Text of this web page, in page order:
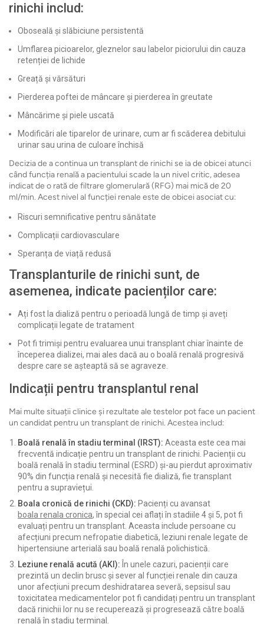
rinichi includ:
Oboseală și slăbiciune persistentă
Umflarea picioarelor, gleznelor sau labelor piciorului din cauza
retenției de lichide
Greață și vărsături
Pierderea poftei de mâncare și pierderea în greutate
Mâncărime și piele uscată
Modificări ale tiparelor de urinare, cum ar fi scăderea debitului
urinar sau urina de culoare închisă
Decizia de a continua un transplant de rinichi se ia de obicei atunci
când funcția renală a pacientului scade la un nivel critic, adesea
indicat de o rată de filtrare glomerulară (RFG) mai mică de 20
ml/min. Acest nivel al funcției renale este de obicei asociat cu:
Riscuri semnificative pentru sănătate
Complicații cardiovasculare
Speranța de viață redusă
Transplanturile de rinichi sunt, de
asemenea, indicate pacienților care:
Ați fost la dializă pentru o perioadă lungă de timp și aveți
complicații legate de tratament
Pot fi trimiși pentru evaluarea unui transplant chiar înainte de
începerea dializei, mai ales dacă au o boală renală progresivă
despre care se așteaptă să se agraveze.
Indicații pentru transplantul renal
Mai multe situații clinice și rezultate ale testelor pot face un pacient
un candidat pentru un transplant de rinichi. Acestea includ:
Boală renală în stadiu terminal (IRST): Aceasta este cea mai
frecventă indicație pentru un transplant de rinichi. Pacienții cu
boală renală în stadiu terminal (ESRD) și-au pierdut aproximativ
90% din funcția renală și necesită fie dializă, fie transplant
pentru a supraviețui.
Boala cronică de rinichi (CKD): Pacienți cu avansat
boala renala cronica, în special cei aflați în stadiile 4 și 5, pot fi
evaluați pentru un transplant. Aceasta include persoane cu
afecțiuni precum nefropatie diabetică, leziuni renale legate de
hipertensiune arterială sau boală renală polichistică.
Leziune renală acută (AKI): În unele cazuri, pacienții care
prezintă un declin brusc și sever al funcției renale din cauza
unor afecțiuni precum deshidratarea severă, sepsisul sau
toxicitatea medicamentelor pot fi candidați pentru un transplant
dacă rinichii lor nu se recuperează și progresează către boală
renală în stadiu terminal.